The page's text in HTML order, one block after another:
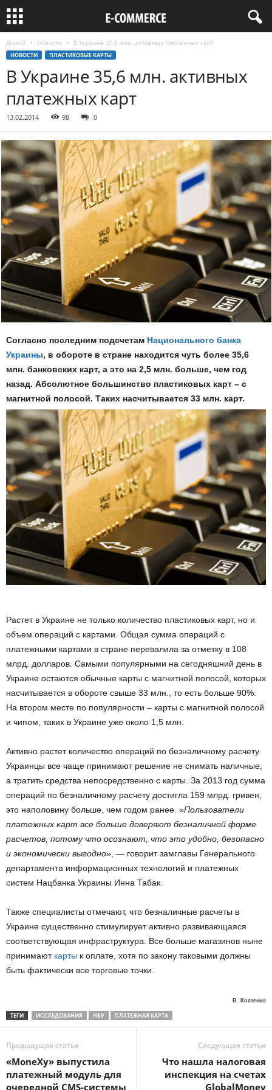
Домой Новости В Украине 35,6 млн. активных платежных карт
НОВОСТИ ПЛАСТИКОВЫЕ КАРТЫ
В Украине 35,6 млн. активных
платежных карт
13.02.2014 98 0
Согласно последним подсчетам Национального банка
Украины, в обороте в стране находится чуть более 35,6
млн. банковских карт, а это на 2,5 млн. больше, чем год
назад. Абсолютное большинство пластиковых карт – с
магнитной полосой. Таких насчитывается 33 млн. карт.
Растет в Украине не только количество пластиковых карт, но и
объем операций с картами. Общая сумма операций с
платежными картами в стране перевалила за отметку в 108
млрд. долларов. Самыми популярными на сегодняшний день в
Украине остаются обычные карты с магнитной полосой, которых
насчитывается в обороте свыше 33 млн., то есть больше 90%.
На втором месте по популярности – карты с магнитной полосой
и чипом, таких в Украине уже около 1,5 млн.
Активно растет количество операций по безналичному расчету.
Украинцы все чаще принимают решение не снимать наличные,
а тратить средства непосредственно с карты. За 2013 год сумма
операций по безналичному расчету достигла 159 млрд. гривен,
это наполовину больше, чем годом ранее. «Пользователи
платежных карт все больше доверяют безналичной форме
расчетов, потому что осознают, что это удобно, безопасно
и экономически выгодно», — говорит замглавы Генерального
департамента информационных технологий и платежных
систем Нацбанка Украины Инна Табак.
Также специалисты отмечают, что безналичные расчеты в
Украине существенно стимулирует активно развивающаяся
соответствующая инфраструктура. Все больше магазинов ныне
принимают карты к оплате, хотя по закону таковыми должны
быть фактически все торговые точки.
В. Костенко
ТЕГИ ИССЛЕДОВАНИЯ НБУ ПЛАТЕЖНАЯ КАРТА
Предыдущая статья
«MoneXy» выпустила
платежный модуль для
очередной CMS-системы
Следующая статья
Что нашла налоговая
инспекция на счетах
GlobalMoney